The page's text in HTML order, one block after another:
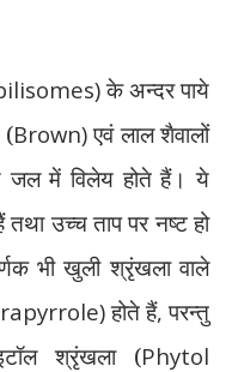
के अन्दर पाये
(Brown)एवं लाल शैवालों
जल में विलेय होते हैं। ये
उच्च ताप पर नष्ट हो
भी खुली श्रृंखला वाले
होते हैं,परन्तु
श्रृंखला (Phytol